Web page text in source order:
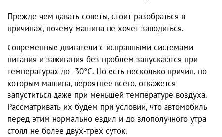
Прежде чем давать советы, стоит разобраться в
причинах, почему машина не хочет заводиться.
Современные двигатели с исправными системами
питания и зажигания без проблем запускаются при
температурах до -30°С. Но есть несколько причин, по
которым машина, вероятнее всего, откажется
запуститься даже при меньшей температуре воздуха.
Рассматривать их будем при условии, что автомобиль
перед этим нормально ездил и до злополучного утра
стоял не более двух-трех суток.